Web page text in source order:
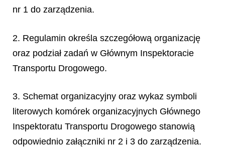
nr 1 do zarządzenia.
2. Regulamin określa szczegółową organizację
oraz podział zadań w Głównym Inspektoracie
Transportu Drogowego.
3. Schemat organizacyjny oraz wykaz symboli
literowych komórek organizacyjnych Głównego
Inspektoratu Transportu Drogowego stanowią
odpowiednio załączniki nr 2 i 3 do zarządzenia.